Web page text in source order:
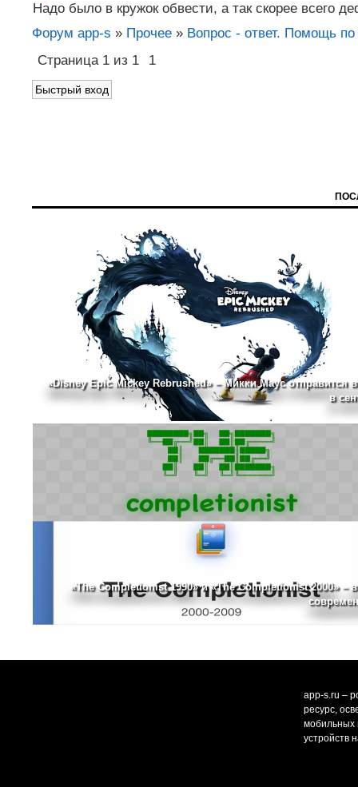
Надо было в кружок обвести, а так скорее всего
Форум app-s » Прочее » Вопрос - ответ. Помощь по
Страница 1 из 1 1
«Disney Epic Mickey Rebrushed» – Микки Маус отправится
в
«The Completionist 1990» и «The Completionist 2000» –
app-s.ru –
ресурс,
мобильных
устройств